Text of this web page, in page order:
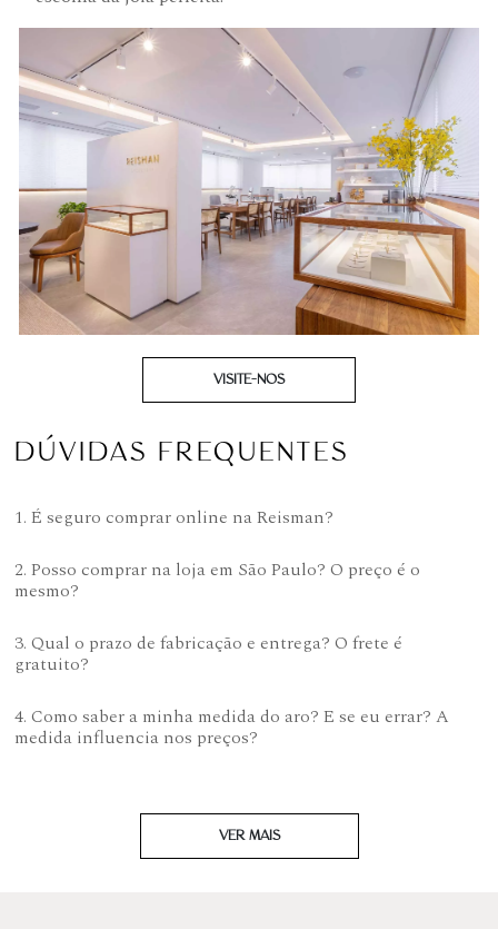
VISITE-NOS
DÚVIDAS FREQUENTES
1. É seguro comprar online na Reisman?
2. Posso comprar na loja em São Paulo? O preço é o
mesmo?
3. Qual o prazo de fabricação e entrega? O frete é
gratuito?
4. Como saber a minha medida do aro? E se eu errar? A
medida influencia nos preços?
VER MAIS